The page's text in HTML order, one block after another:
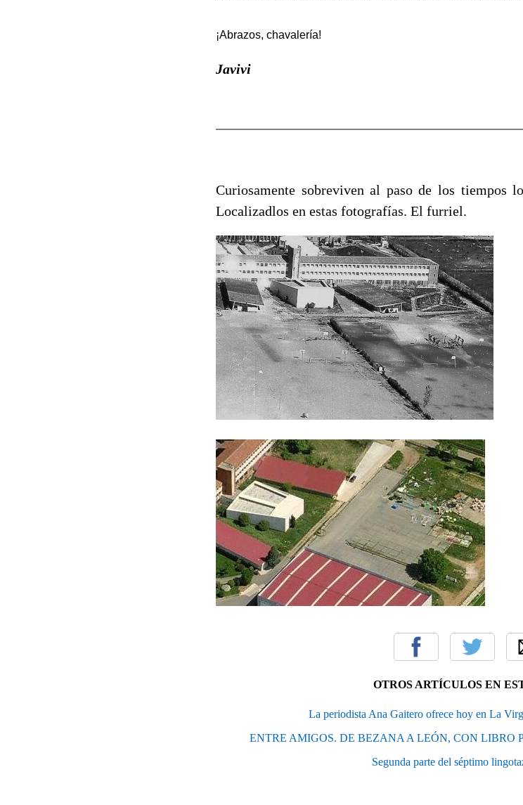
¡Abrazos, chavalería!
Javivi
Curiosamente sobreviven al paso de los tiempos
Localizadlos en estas fotografías. El furriel.
OTROS ARTÍCULOS EN
La periodista Ana Gaitero ofrece hoy en La
ENTRE AMIGOS. DE BEZANA A LEÓN, CON LIBRO
Segunda parte del séptimo